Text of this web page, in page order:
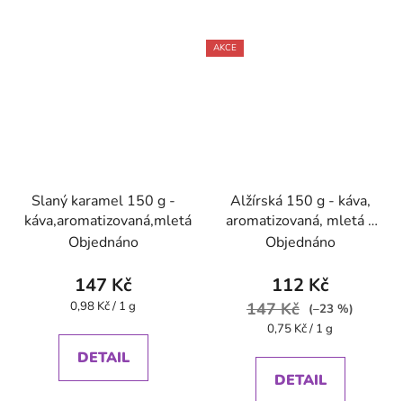
Slaný karamel 150 g -
káva,aromatizovaná,mletá
Objednáno
147 Kč
Měrná
0,98 Kč / 1 g
DETAIL
AKCE
Alžírská 150 g - káva,
aromatizovaná, mletá -
Oxalis
Objednáno
112 Kč
147 Kč
(–23 %)
Měrná
0,75 Kč / 1 g
DETAIL